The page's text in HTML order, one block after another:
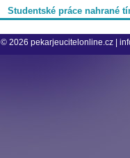
Studentské práce nahrané
© 2026 pekarjeucitelonline.cz